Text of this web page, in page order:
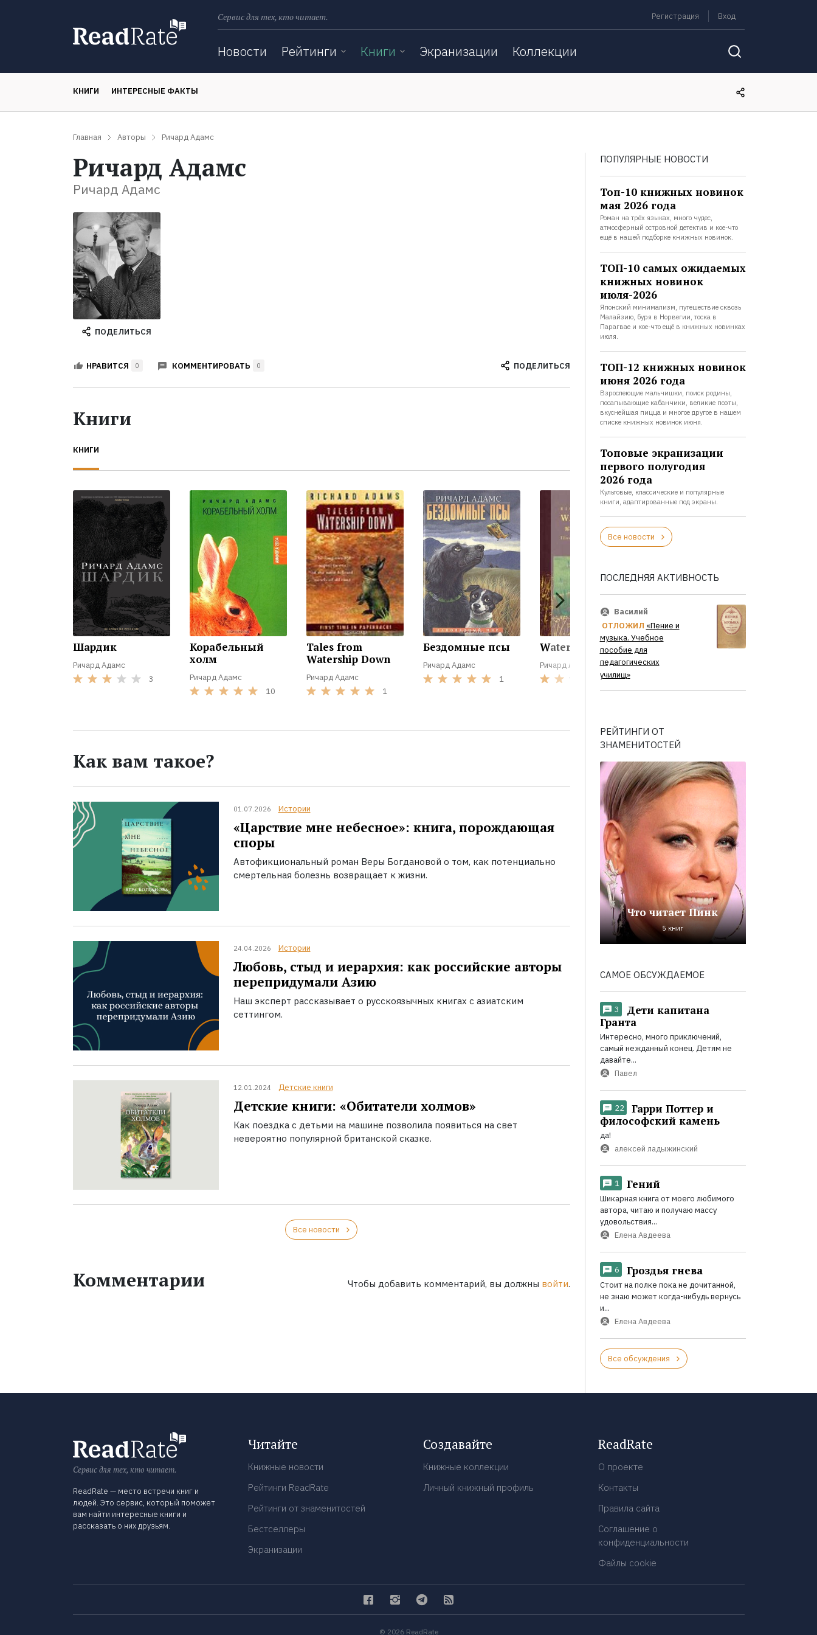
Сервис для тех, кто читает. Регистрация Вход
Новости Рейтинги Книги Экранизации Коллекции
КНИГИ ИНТЕРЕСНЫЕ ФАКТЫ
Главная Авторы Ричард Адамс
Ричард Адамс
Ричард Адамс
ПОДЕЛИТЬСЯ
НРАВИТСЯ 0 КОММЕНТИРОВАТЬ 0 ПОДЕЛИТЬСЯ
Книги
КНИГИ
Шардик
Ричард Адамс
3
Корабельный
холм
Ричард Адамс
10
Tales from
Watership Down
Ричард Адамс
1
Бездомные псы
Ричард Адамс
1
Watership Down
Ричард Адамс
1
путешествие...
0
Как вам такое?
01.07.2026 Истории
«Царствие мне небесное»: книга, порождающая
споры
Автофикциональный роман Веры Богдановой о том, как потенциально
смертельная болезнь возвращает к жизни.
24.04.2026 Истории
Любовь, стыд и иерархия: как российские авторы
перепридумали Азию
Наш эксперт рассказывает о русскоязычных книгах с азиатским
сеттингом.
12.01.2024 Детские книги
Детские книги: «Обитатели холмов»
Как поездка с детьми на машине позволила появиться на свет
невероятно популярной британской сказке.
Все новости
Комментарии Чтобы добавить комментарий, вы должны войти.
ПОПУЛЯРНЫЕ НОВОСТИ
Топ-10 книжных новинок
мая 2026 года
Роман на трёх языках, много чудес,
атмосферный островной детектив и кое-что
ещё в нашей подборке книжных новинок.
ТОП-10 самых ожидаемых
книжных новинок
июля-2026
Японский минимализм, путешествие сквозь
Малайзию, буря в Норвегии, тоска в
Парагвае и кое-что ещё в книжных новинках
июля.
ТОП-12 книжных новинок
июня 2026 года
Взрослеющие мальчишки, поиск родины,
посапывающие кабанчики, великие поэты,
вкуснейшая пицца и многое другое в нашем
списке книжных новинок июня.
Топовые экранизации
первого полугодия
2026 года
Культовые, классические и популярные
книги, адаптированные под экраны.
Все новости
ПОСЛЕДНЯЯ АКТИВНОСТЬ
Василий
ОТЛОЖИЛ «Пение и
музыка. Учебное
пособие для
педагогических
училищ»
РЕЙТИНГИ ОТ
ЗНАМЕНИТОСТЕЙ
Что читает Пинк
5 книг
САМОЕ ОБСУЖДАЕМОЕ
3
Дети капитана
Гранта
Интересно, много приключений,
самый нежданный конец. Детям не
давайте...
Павел
22
Гарри Поттер и
философский камень
да!
алексей ладыжинский
1 Гений
Шикарная книга от моего любимого
автора, читаю и получаю массу
удовольствия...
Елена Авдеева
6 Гроздья гнева
Стоит на полке пока не дочитанной,
не знаю может когда-нибудь вернусь
и...
Елена Авдеева
Все обсуждения
Сервис для тех, кто читает.
ReadRate — место встречи книг и
людей. Это сервис, который поможет
вам найти интересные книги и
рассказать о них друзьям.
Читайте
Книжные новости
Рейтинги ReadRate
Рейтинги от знаменитостей
Бестселлеры
Экранизации
Создавайте
Книжные коллекции
Личный книжный профиль
ReadRate
О проекте
Контакты
Правила сайта
Соглашение о
конфиденциальности
Файлы cookie
© 2026 ReadRate